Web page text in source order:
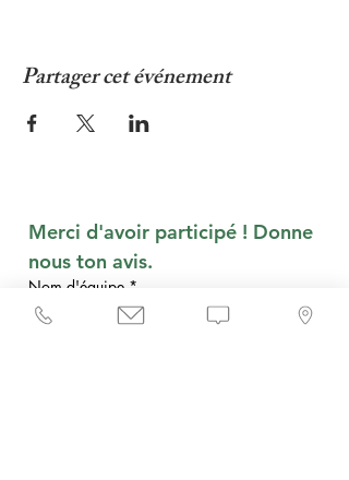
Partager cet événement
Merci d'avoir participé ! Donne
nous ton avis.
Nom d'équipe *